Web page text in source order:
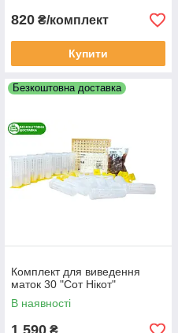
820 ₴/комплект
Купити
Безкоштовна доставка
Комплект для виведення
маток 30 "Сот Нікот"
В наявності
1 590 ₴